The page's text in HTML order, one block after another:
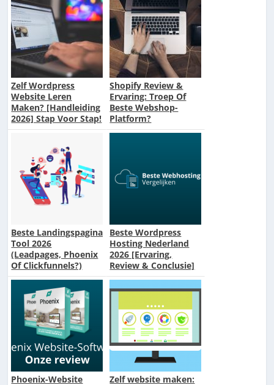
Zelf Wordpress
Website Leren
Maken? [Handleiding
2026] Stap Voor Stap!
Shopify Review &
Ervaring: Troep Of
Beste Webshop-
Platform?
Beste Landingspagina
Tool 2026
(Leadpages, Phoenix
Of Clickfunnels?)
Beste Wordpress
Hosting Nederland
2026 [Ervaring,
Review & Conclusie]
Phoenix-Website
Zelf website maken: